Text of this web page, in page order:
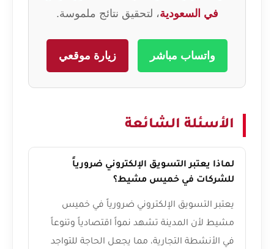
في السعودية، لتحقيق نتائج ملموسة.
واتساب مباشر زيارة موقعي
الأسئلة الشائعة
لماذا يعتبر التسويق الإلكتروني ضرورياً
للشركات في خميس مشيط؟
يعتبر التسويق الإلكتروني ضرورياً في خميس
مشيط لأن المدينة تشهد نمواً اقتصادياً وتنوعاً
في الأنشطة التجارية، مما يجعل الحاجة للتواجد